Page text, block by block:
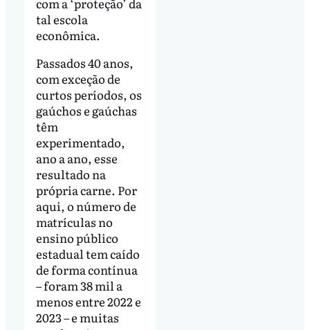
tal escola
econômica.
Passados 40 anos,
com exceção de
curtos períodos, os
gaúchos e gaúchas
têm
experimentado,
ano a ano, esse
resultado na
própria carne. Por
aqui, o número de
matrículas no
ensino público
estadual tem caído
de forma contínua
– foram 38 mil a
menos entre 2022 e
2023 – e muitas